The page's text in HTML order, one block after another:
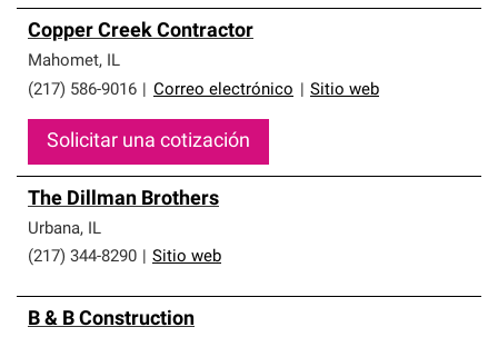
Copper Creek Contractor
Mahomet, IL
(217) 586-9016
Correo electrónico Sitio web
Solicitar una cotización
The Dillman Brothers
Urbana, IL
(217) 344-8290
Sitio web
B & B Construction